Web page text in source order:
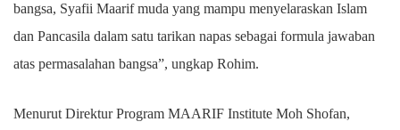
bangsa, Syafii Maarif muda yang mampu menyelaraskan Islam
dan Pancasila dalam satu tarikan napas sebagai formula jawaban
atas permasalahan bangsa”, ungkap Rohim.
Menurut Direktur Program MAARIF Institute Moh Shofan,